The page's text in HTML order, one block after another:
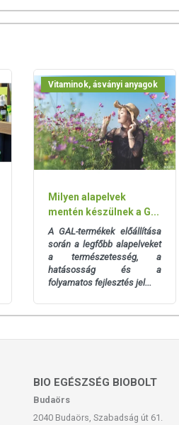
kopolimer, polivinil-alkohol],
gátló anyagok
(zselatin, nedvesítőszer
gyártó üzemben
tárolandó.
a készítményeknek
életmódot! A termék nem
Vitaminok, ásványi anyagok
Milyen alapelvek
mentén készülnek a G...
A GAL-termékek előállítása
során a legfőbb alapelveket
a természetesség, a
hatásosság és a
folyamatos fejlesztés jel...
BIO EGÉSZSÉG BIOBOLT
Budaörs
2040 Budaörs, Szabadság út 61.